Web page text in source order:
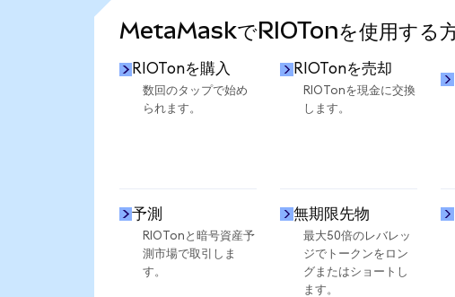
MetaMaskでRIOTonを使用する
RIOTonを購入
数回のタップで始め
られます。
RIOTonを売却
RIOTonを現金に交換
します。
予測
RIOTonと暗号資産予
測市場で取引しま
す。
無期限先物
最大50倍のレバレッ
ジでトークンをロン
グまたはショートし
ます。